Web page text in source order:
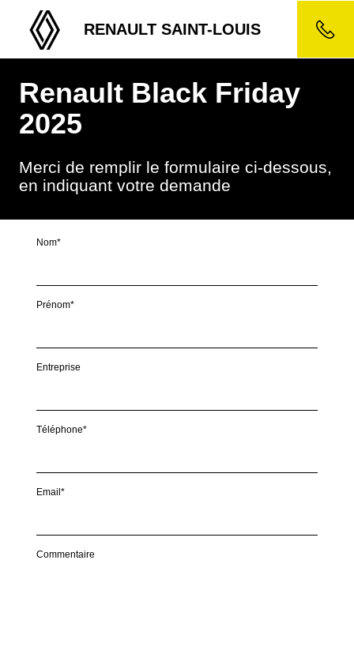
RENAULT SAINT-LOUIS
Renault Black Friday
2025
Merci de remplir le formulaire ci-dessous,
en indiquant votre demande
Nom*
Prénom*
Entreprise
Téléphone*
Email*
Commentaire